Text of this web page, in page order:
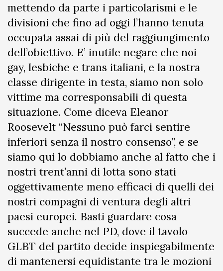
mettendo da parte i particolarismi e le
divisioni che fino ad oggi l’hanno tenuta
occupata assai di più del raggiungimento
dell’obiettivo. E’ inutile negare che noi
gay, lesbiche e trans italiani, e la nostra
classe dirigente in testa, siamo non solo
vittime ma corresponsabili di questa
situazione. Come diceva Eleanor
Roosevelt “Nessuno può farci sentire
inferiori senza il nostro consenso”, e se
siamo qui lo dobbiamo anche al fatto che i
nostri trent’anni di lotta sono stati
oggettivamente meno efficaci di quelli dei
nostri compagni di ventura degli altri
paesi europei. Basti guardare cosa
succede anche nel PD, dove il tavolo
GLBT del partito decide inspiegabilmente
di mantenersi equidistante tra le mozioni